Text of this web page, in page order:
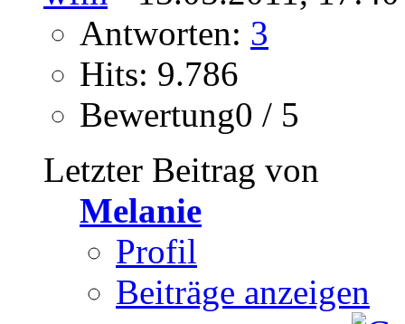
Antworten: 3
Hits: 9.786
Bewertung0 / 5
Letzter Beitrag von
Melanie
Profil
Beiträge anzeigen